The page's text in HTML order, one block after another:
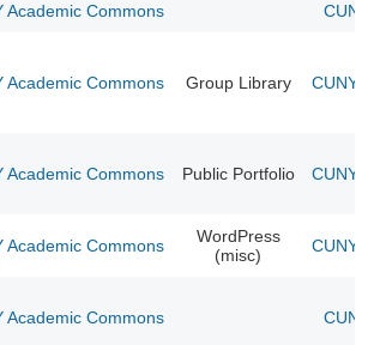
Academic Commons
Academic Commons Group Library CUNY
Academic Commons Public Portfolio CUNY
Academic Commons
WordPress
(misc)
CUNY
Academic Commons